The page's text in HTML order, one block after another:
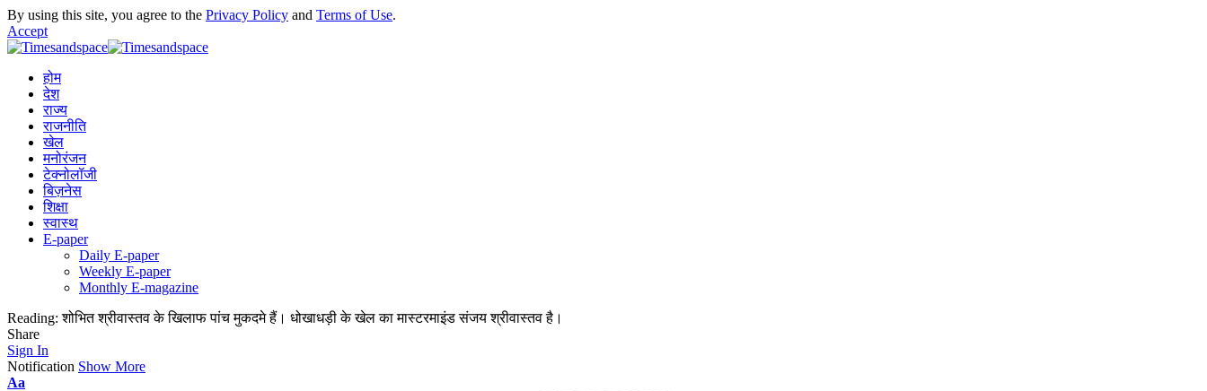
By using this site, you agree to the Privacy Policy and Terms of Use.
Accept
होम
देश
राज्य
राजनीति
खेल
मनोरंजन
टेक्नोलॉजी
बिज़नेस
शिक्षा
स्वास्थ
E-paper
Daily E-paper
Weekly E-paper
Monthly E-magazine
Reading: शोभित श्रीवास्तव के खिलाफ पांच मुकदमे हैं। धोखाधड़ी के खेल का मास्टरमाइंड संजय श्रीवास्तव है।
Share
Sign In
Notification Show More
Aa